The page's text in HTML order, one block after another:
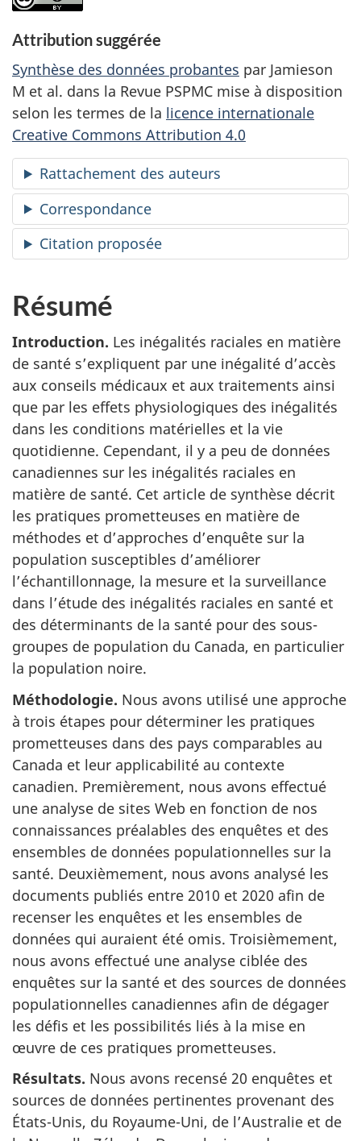
Attribution suggérée
Synthèse des données probantes par Jamieson
M et al. dans la Revue PSPMC mise à disposition
selon les termes de la licence internationale
Creative Commons Attribution 4.0
Rattachement des auteurs
Correspondance
Citation proposée
Résumé
Introduction. Les inégalités raciales en matière
de santé s’expliquent par une inégalité d’accès
aux conseils médicaux et aux traitements ainsi
que par les effets physiologiques des inégalités
dans les conditions matérielles et la vie
quotidienne. Cependant, il y a peu de données
canadiennes sur les inégalités raciales en
matière de santé. Cet article de synthèse décrit
les pratiques prometteuses en matière de
méthodes et d’approches d’enquête sur la
population susceptibles d’améliorer
l’échantillonnage, la mesure et la surveillance
dans l’étude des inégalités raciales en santé et
des déterminants de la santé pour des sous-
groupes de population du Canada, en particulier
la population noire.
Méthodologie. Nous avons utilisé une approche
à trois étapes pour déterminer les pratiques
prometteuses dans des pays comparables au
Canada et leur applicabilité au contexte
canadien. Premièrement, nous avons effectué
une analyse de sites Web en fonction de nos
connaissances préalables des enquêtes et des
ensembles de données populationnelles sur la
santé. Deuxièmement, nous avons analysé les
documents publiés entre 2010 et 2020 afin de
recenser les enquêtes et les ensembles de
données qui auraient été omis. Troisièmement,
nous avons effectué une analyse ciblée des
enquêtes sur la santé et des sources de données
populationnelles canadiennes afin de dégager
les défis et les possibilités liés à la mise en
œuvre de ces pratiques prometteuses.
Résultats. Nous avons recensé 20 enquêtes et
sources de données pertinentes provenant des
États-Unis, du Royaume-Uni, de l’Australie et de